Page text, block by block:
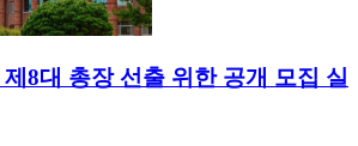
8대 총장 선출 위한 공개 모집 실